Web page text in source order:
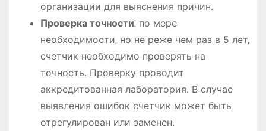
организации для выяснения причин.
Проверка точности⁚ по мере
необходимости‚ но не реже чем раз в 5 лет‚
счетчик необходимо проверять на
точность. Проверку проводит
аккредитованная лаборатория. В случае
выявления ошибок счетчик может быть
отрегулирован или заменен.